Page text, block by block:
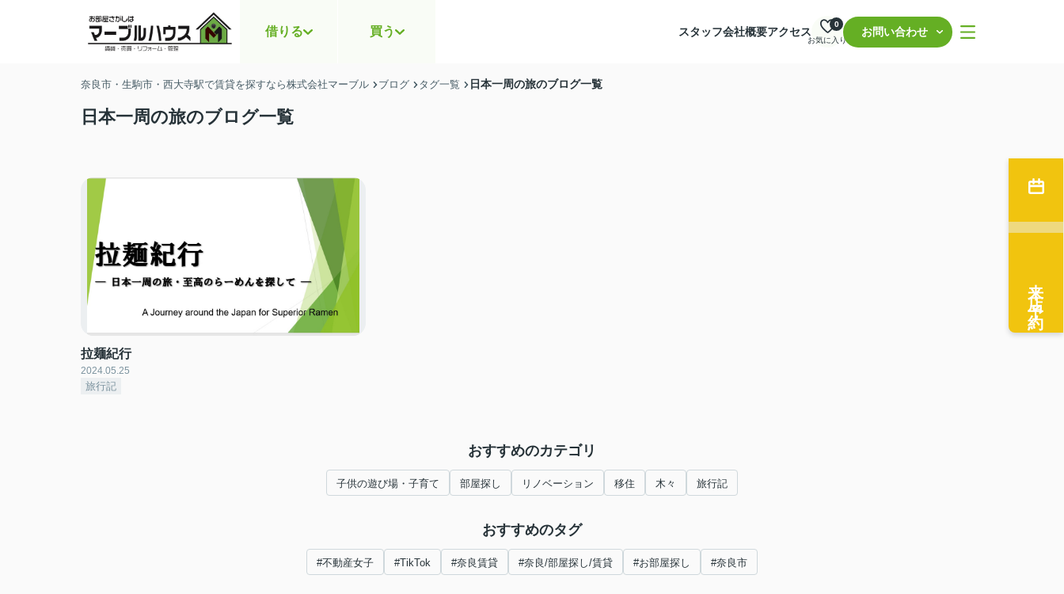
借りる 買う スタッフ会社概要アクセス
お気に入り
0
お問い合わせ
奈良市・生駒市・西大寺駅で賃貸を探すなら株式会社マーブル ブログ タグ一覧 日本一周の旅のブログ一覧
日本一周の旅のブログ一覧
拉麺紀行
2024.05.25
旅行記
おすすめのカテゴリ
子供の遊び場・子育て 部屋探し リノベーション 移住 木々 旅行記
おすすめのタグ
#不動産女子 #TikTok #奈良賃貸 #奈良/部屋探し/賃貸 #お部屋探し #奈良市
来店予約